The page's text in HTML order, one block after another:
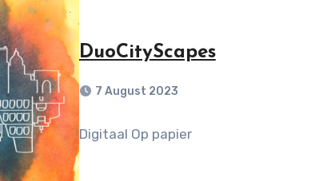
DuoCityScapes
7 August 2023
Digitaal Op papier